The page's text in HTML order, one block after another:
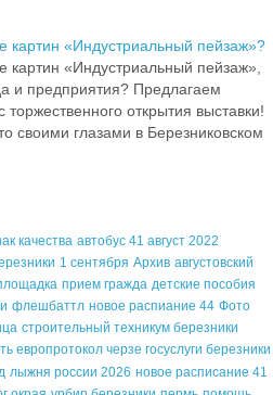
«Индустриальный пейзаж»?
«Индустриальный пейзаж»,
и предприятия? Предлагаем
открытия выставки!
своими глазами в Березниковском
качества автобус 41 август 2022
1 сентября Архив августовский
прием гражда детские пособия
флешбаттл новое распиание 44 Фото
строительный техникум березники
европротокол черзе госуслуги березники
лыжня россии 2026 новое расписание 41